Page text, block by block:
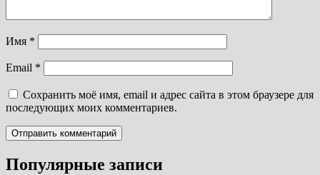
Имя *
Email *
Сохранить моё имя, email и адрес сайта в этом браузере для
последующих моих комментариев.
Популярные записи